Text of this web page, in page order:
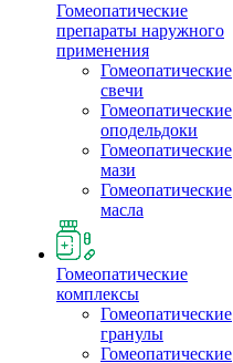
Гомеопатические
препараты наружного
применения
Гомеопатические
свечи
Гомеопатические
оподельдоки
Гомеопатические
мази
Гомеопатические
масла
Гомеопатические
комплексы
Гомеопатические
гранулы
Гомеопатические